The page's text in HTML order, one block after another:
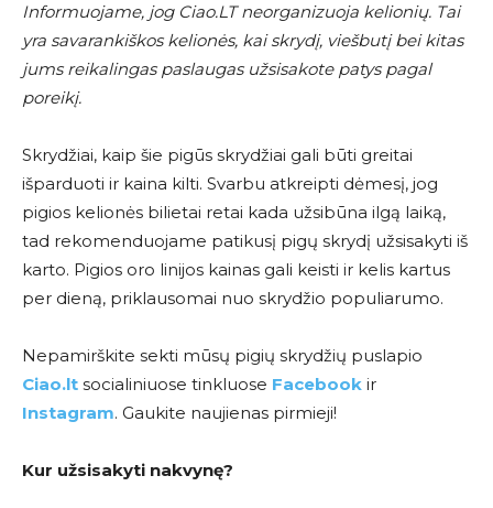
Informuojame, jog Ciao.LT neorganizuoja kelionių. Tai
yra savarankiškos kelionės, kai skrydį, viešbutį bei kitas
jums reikalingas paslaugas užsisakote patys pagal
poreikį.
Skrydžiai, kaip šie pigūs skrydžiai gali būti greitai
išparduoti ir kaina kilti. Svarbu atkreipti dėmesį, jog
pigios kelionės bilietai retai kada užsibūna ilgą laiką,
tad rekomenduojame patikusį pigų skrydį užsisakyti iš
karto. Pigios oro linijos kainas gali keisti ir kelis kartus
per dieną, priklausomai nuo skrydžio populiarumo.
Nepamirškite sekti mūsų pigių skrydžių puslapio
Ciao.lt socialiniuose tinkluose Facebook ir
Instagram. Gaukite naujienas pirmieji!
Kur užsisakyti nakvynę?